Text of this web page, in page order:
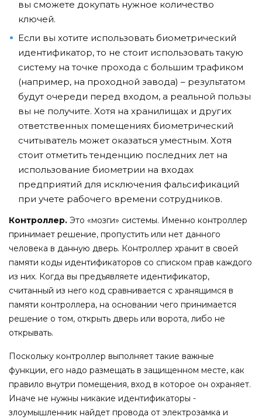
вы сможете докупать нужное количество
ключей.
Если вы хотите использовать биометрический
идентификатор, то не стоит использовать такую
систему на точке прохода с большим трафиком
(например, на проходной завода) – результатом
будут очереди перед входом, а реальной пользы
вы не получите. Хотя на хранилищах и других
ответственных помещениях биометрический
считыватель может оказаться уместным. Хотя
стоит отметить тенденцию последних лет на
использование биометрии на входах
предприятий для исключения фальсификаций
при учете рабочего времени сотрудников.
Контроллер. Это «мозги» системы. Именно контроллер
принимает решение, пропустить или нет данного
человека в данную дверь. Контроллер хранит в своей
памяти коды идентификаторов со списком прав каждого
из них. Когда вы предъявляете идентификатор,
считанный из него код сравнивается с хранящимся в
памяти контроллера, на основании чего принимается
решение о том, открыть дверь или ворота, либо не
открывать.
Поскольку контроллер выполняет такие важные
функции, его надо размещать в защищенном месте, как
правило внутри помещения, вход в которое он охраняет.
Иначе не нужны никакие идентификаторы -
злоумышленник найдет провода от электрозамка и